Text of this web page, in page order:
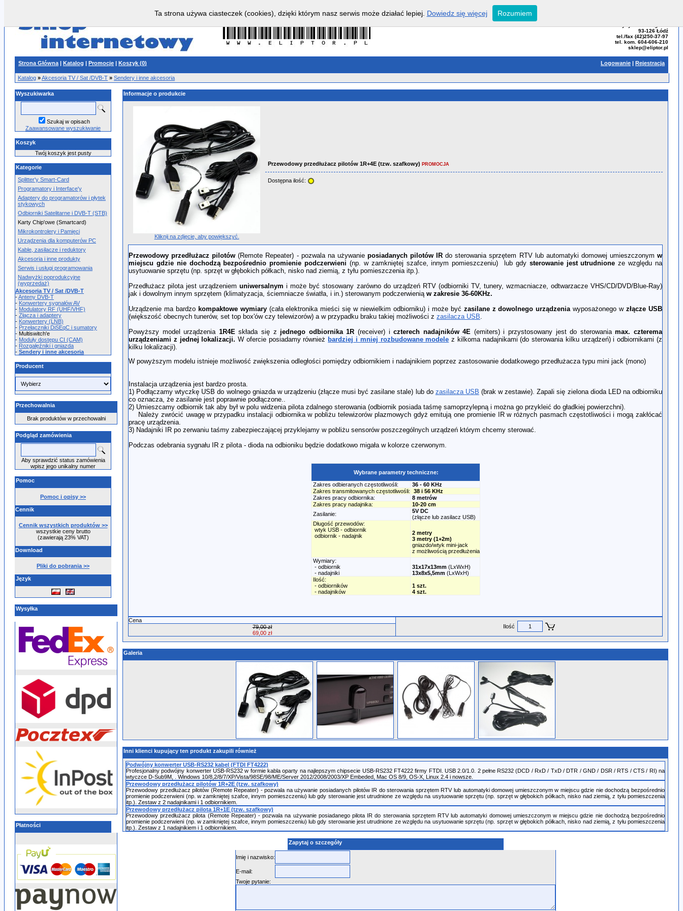
93-126 Łódź
tel./fax (42)250-37-97
tel. kom. 604-606-210
sklep@eliptor.pl
Strona Główna | Katalog | Promocje | Koszyk (0) Logowanie | Rejestracja
Katalog »Akcesoria TV / Sat /DVB-T » Sendery i inne akcesoria
Wyszukiwarka
Szukaj w opisach
Zaawansowane wyszukiwanie
Koszyk
Twój koszyk jest pusty
Kategorie
Splitter'y Smart-Card
Programatory i Interface'y
Adaptery do programatorów i płytek
stykowych
Odbiorniki Satelitarne i DVB-T (STB)
Karty Chip'owe (Smartcard)
Mikrokontrolery i Pamięci
Urządzenia dla komputerów PC
Kable, zasilacze i reduktory
Akcesoria i inne produkty
Serwis i usługi programowania
Nadwyżki poprodukcyjne
(wyprzedaż)
Akcesoria TV / Sat /DVB-T
-Anteny DVB-T
- Konwertery sygnałów AV
- Modulatory RF (UHF/VHF)
- Złącza i adaptery
- Konwertery (LNB)
- Przełączniki DiSEqC i sumatory
- Multiswitch'e
- Moduły dostępu CI (CAM)
- Rozgałęźniki i gniazda
- Sendery i inne akcesoria
Producent
Przechowalnia
Brak produktów w przechowalni
Podgląd zamówienia
Aby sprawdzić status zamówienia
wpisz jego unikalny numer
Pomoc
Pomoc i opisy >>
Cennik
Cennik wszystkich produktów >>
wszystkie ceny brutto
(zawierają 23% VAT)
Download
Pliki do pobrania >>
Język
Wysyłka
Płatności
Informacje o produkcie
Kliknij na zdjęcie, aby powiększyć.
Przewodowy przedłużacz pilotów 1R+4E (tzw. szafkowy) PROMOCJA
Dostępna ilość:
Przewodowy przedłużacz pilotów (Remote Repeater) - pozwala na używanie posiadanych pilotów IR do sterowania sprzętem RTV lub automatyki domowej umieszczonymw
miejscu gdzie nie dochodzą bezpośrednio promienie podczerwieni (np. w zamkniętej szafce, innym pomieszczeniu) lub gdy sterowanie jest utrudnione ze względu na
usytuowanie sprzętu (np. sprzęt w głębokich półkach, nisko nad ziemią, z tyłu pomieszczenia itp.).
Przedłużacz pilota jest urządzeniemuniwersalnym i może być stosowany zarówno do urządzeń RTV (odbiorniki TV, tunery, wzmacniacze, odtwarzacze VHS/CD/DVD/Blue-Ray)
jak i dowolnym innym sprzętem (klimatyzacja, ściemniacze światła, i in.) sterowanym podczerwienią w zakresie 36-60KHz.
Urządzenie ma bardzo kompaktowe wymiary(cała elektronika mieści się w niewielkim odbiorniku) i może być zasilane z dowolnego urządzeniawyposażonego wzłącze USB
(większość obecnych tunerów, set top box'ów czy telewizorów) a w przypadku braku takiej możliwości z zasilacza USB.
Powyższy model urządzenia 1R4Eskłada się z jednego odbiornika 1R (receiver) iczterech nadajników 4E (emiters) i przystosowany jest do sterowaniamax. czterema
urządzeniami z jednej lokalizacji. W ofercie posiadamy również bardziej i mniej rozbudowane modele z kilkoma nadajnikami (do sterowania kilku urządzeń) i odbiornikami (z
kilku lokalizacji).
W powyższym modelu istnieje możliwość zwiększenia odległości pomiędzy odbiornikiem i nadajnikiem poprzez zastosowanie dodatkowego przedłużacza typu mini jack (mono)
Instalacja urządzenia jest bardzo prosta.
1) Podłączamy wtyczkę USB do wolnego gniazda w urządzeniu (złącze musi być zasilane stale) lub do zasilacza USB (brak w zestawie). Zapali się zielona dioda LED na odbiorniku
co oznacza, że zasilanie jest poprawnie podłączone..
2) Umieszcamy odbiornik tak aby był w polu widzenia pilota zdalnego sterowania (odbiornik posiada taśmę samoprzylepną i można go przykleić do gładkiej powierzchni).
Należy zwrócić uwagę w przypadku instalacji odbiornika w pobliżu telewizorów plazmowych gdyż emitują one promienie IR w różnych pasmach częstotliwości i mogą zakłócać
pracę urządzenia.
3) Nadajniki IR po zerwaniu taśmy zabezpieczającej przyklejamy w pobliżu sensorów poszczególnych urządzeń którym chcemy sterować.
Podczas odebrania sygnału IR z pilota - dioda na odbioniku będzie dodatkowo migała w kolorze czerwonym.
Wybrane parametry techniczne:
Zakres odbieranych częstotliwośli:
36 - 60 KHz
Zakres transmitowanych częstotliwośli:
38 i 56 KHz
Zakres pracy odbiornika:
8 metrów
Zakres pracy nadajnika:
10-20 cm
Zasilanie:
5V DC
(złącze lub zasilacz USB)
Długość przewodów:
wtyk USB - odbiornik
odbiornik - nadajnik
2 metry
3 metry (1+2m)
gniazdo/wtyk mini-jack
z możliwością przedłużenia
Wymiary:
- odbiornik
- nadajniki
31x17x13mm (LxWxH)
13x8x5,5mm (LxWxH)
Ilość:
- odbiorników
- nadajników
1 szt.
4 szt.
Cena
Ilość
79,00 zł
69,00 zł
Galeria
Inni klienci kupujący ten produkt zakupili również
Podwójny konwerter USB-RS232 kabel (FTDI FT4222)
Profesjonalny podwójny konwerter USB-RS232 w formie kabla oparty na najlepszym chipsecie USB-RS232 FT4222 firmy FTDI. USB 2.0/1.0. 2 pełne RS232 (DCD / RxD / TxD / DTR / GND / DSR / RTS / CTS / RI) na
wtyczce D-Sub9M, . Windows 10/8,2/8/7/XP/Vista/98SE/98/ME/Server 2012/2008/2003/XP Embeded, Mac OS 8/9, OS-X, Linux 2.4 i nowsze.
Przewodowy przedłużacz pilotów 1R+2E (tzw. szafkowy)
Przewodowy przedłużacz pilotów (Remote Repeater) - pozwala na używanie posiadanych pilotów IR do sterowania sprzętem RTV lub automatyki domowej umieszczonym w miejscu gdzie nie dochodzą bezpośrednio
promienie podczerwieni (np. w zamkniętej szafce, innym pomieszczeniu) lub gdy sterowanie jest utrudnione ze względu na usytuowanie sprzętu (np. sprzęt w głębokich półkach, nisko nad ziemią, z tyłu pomieszczenia
itp.). Zestaw z 2 nadajnikami i 1 odbiornikiem.
Przewodowy przedłużacz pilota 1R+1E (tzw. szafkowy)
Przewodowy przedłużacz pilota (Remote Repeater) - pozwala na używanie posiadanego pilota IR do sterowania sprzętem RTV lub automatyki domowej umieszczonym w miejscu gdzie nie dochodzą bezpośrednio
promienie podczerwieni (np. w zamkniętej szafce, innym pomieszczeniu) lub gdy sterowanie jest utrudnione ze względu na usytuowanie sprzętu (np. sprzęt w głębokich półkach, nisko nad ziemią, z tyłu pomieszczenia
itp.). Zestaw z 1 nadajnikiem i 1 odbiornikiem.
Zapytaj o szczegóły
Imię i nazwisko:
E-mail:
Twoje pytanie:
Ta strona używa ciasteczek (cookies), dzięki którym nasz serwis może działać lepiej. Dowiedz się więcej Rozumiem